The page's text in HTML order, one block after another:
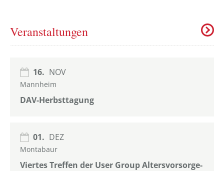
Veranstaltungen
16. NOV
Mannheim
DAV-Herbsttagung
01. DEZ
Montabaur
Viertes Treffen der User Group Altersvorsorge-